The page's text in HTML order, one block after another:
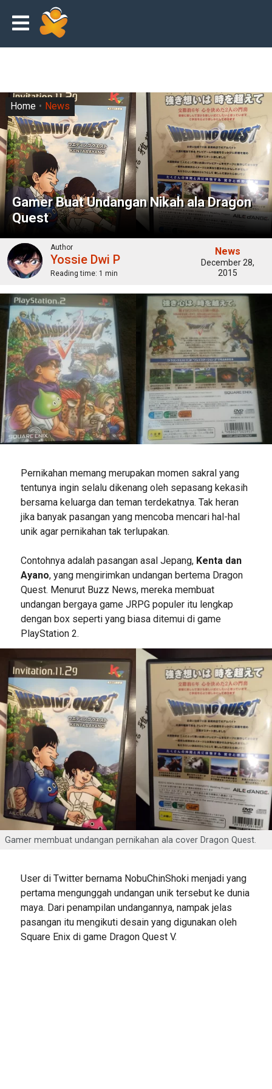
Gamer Buat Undangan Nikah ala Dragon
Quest
Home News
Author
Yossie Dwi P
Reading time: 1 min
News
December 28,
2015
Pernikahan memang merupakan momen sakral yang
tentunya ingin selalu dikenang oleh sepasang kekasih
bersama keluarga dan teman terdekatnya. Tak heran
jika banyak pasangan yang mencoba mencari hal-hal
unik agar pernikahan tak terlupakan.
Contohnya adalah pasangan asal Jepang, Kenta dan
Ayano, yang mengirimkan undangan bertema Dragon
Quest. Menurut Buzz News, mereka membuat
undangan bergaya game JRPG populer itu lengkap
dengan box seperti yang biasa ditemui di game
PlayStation 2.
Gamer membuat undangan pernikahan ala cover Dragon Quest.
User di Twitter bernama NobuChinShoki menjadi yang
pertama mengunggah undangan unik tersebut ke dunia
maya. Dari penampilan undangannya, nampak jelas
pasangan itu mengikuti desain yang digunakan oleh
Square Enix di game Dragon Quest V.